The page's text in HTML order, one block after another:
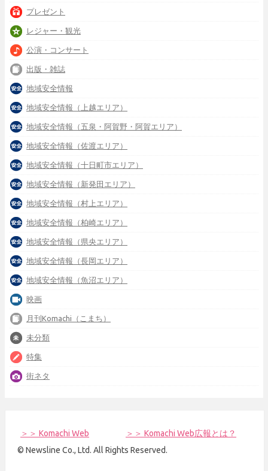
プレゼント
レジャー・観光
公演・コンサート
出版・雑誌
地域安全情報
地域安全情報（上越エリア）
地域安全情報（五泉・阿賀野・阿賀エリア）
地域安全情報（佐渡エリア）
地域安全情報（十日町市エリア）
地域安全情報（新発田エリア）
地域安全情報（村上エリア）
地域安全情報（柏崎エリア）
地域安全情報（県央エリア）
地域安全情報（長岡エリア）
地域安全情報（魚沼エリア）
映画
月刊Komachi（こまち）
未分類
特集
街ネタ
＞＞ Komachi Web
＞＞ Komachi Web広報とは？
© Newsline Co., Ltd. All Rights Reserved.